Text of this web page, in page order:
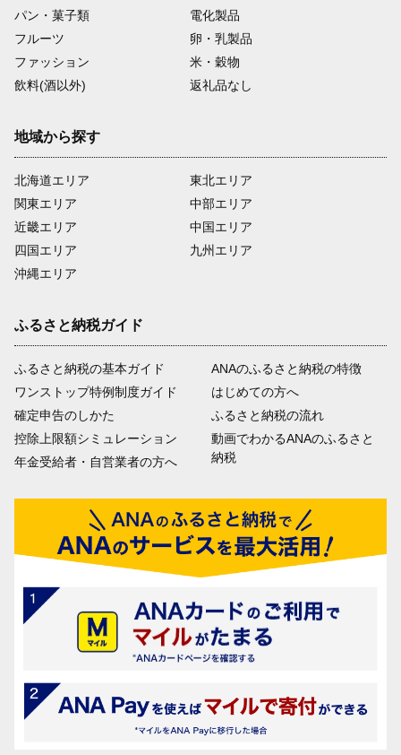
パン・菓子類
電化製品
フルーツ
卵・乳製品
ファッション
米・穀物
飲料(酒以外)
返礼品なし
地域から探す
北海道エリア
関東エリア
近畿エリア
四国エリア
沖縄エリア
東北エリア
中部エリア
中国エリア
九州エリア
ふるさと納税ガイド
ふるさと納税の基本ガイド
ワンストップ特例制度ガイド
確定申告のしかた
控除上限額シミュレーション
年金受給者・自営業者の方へ
ANAのふるさと納税の特徴
はじめての方へ
ふるさと納税の流れ
動画でわかるANAのふるさと
納税